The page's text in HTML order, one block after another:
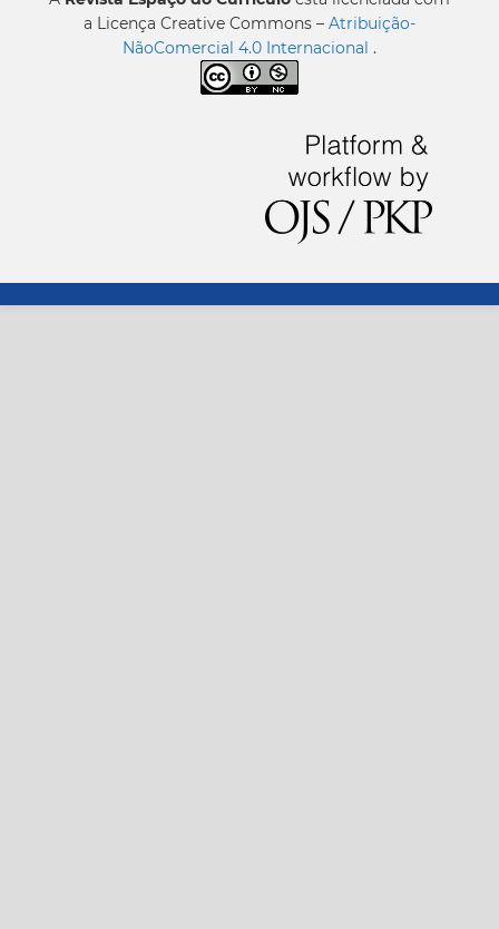
a Licença Creative Commons – Atribuição-
NãoComercial 4.0 Internacional .